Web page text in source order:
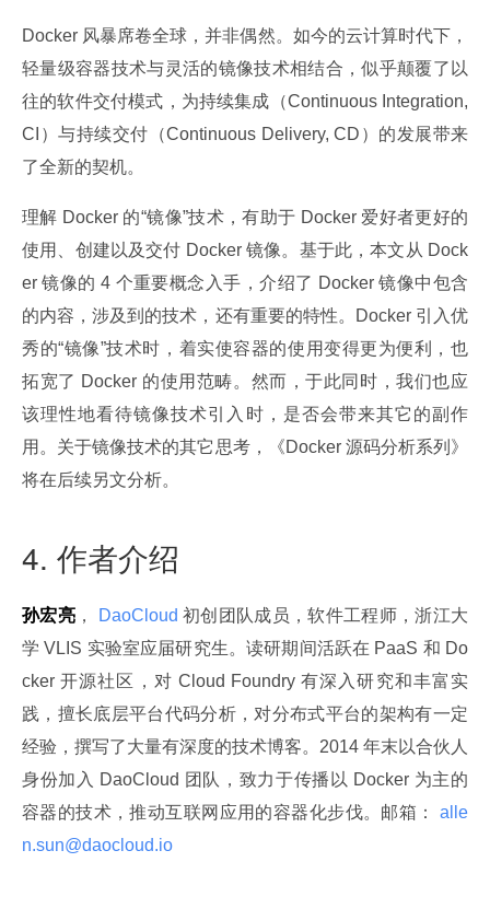
Docker 风暴席卷全球，并非偶然。如今的云计算时代下，
轻量级容器技术与灵活的镜像技术相结合，似乎颠覆了以
往的软件交付模式，为持续集成（Continuous Integration,
CI）与持续交付（Continuous Delivery, CD）的发展带来
了全新的契机。
理解 Docker 的“镜像”技术，有助于 Docker 爱好者更好的
使用、创建以及交付 Docker 镜像。基于此，本文从 Dock
er 镜像的 4 个重要概念入手，介绍了 Docker 镜像中包含
的内容，涉及到的技术，还有重要的特性。Docker 引入优
秀的“镜像”技术时，着实使容器的使用变得更为便利，也
拓宽了 Docker 的使用范畴。然而，于此同时，我们也应
该理性地看待镜像技术引入时，是否会带来其它的副作
用。关于镜像技术的其它思考，《Docker 源码分析系列》
将在后续另文分析。
4. 作者介绍
孙宏亮 ， DaoCloud 初创团队成员，软件工程师，浙江大
学 VLIS 实验室应届研究生。读研期间活跃在 PaaS 和 Do
cker 开源社区，对 Cloud Foundry 有深入研究和丰富实
践，擅长底层平台代码分析，对分布式平台的架构有一定
经验，撰写了大量有深度的技术博客。2014 年末以合伙人
身份加入 DaoCloud 团队，致力于传播以 Docker 为主的
容器的技术，推动互联网应用的容器化步伐。邮箱：
alle
n.sun@daocloud.io